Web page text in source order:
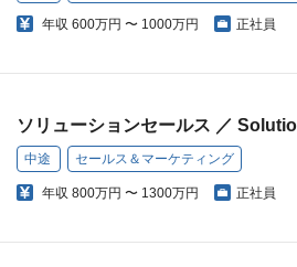
年収 600万円 〜 1000万円 正社員
ソリューションセールス ／
中途 セールス＆マーケティング
年収 800万円 〜 1300万円 正社員